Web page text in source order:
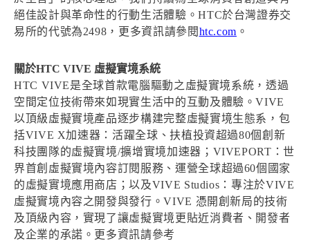
絕佳設計與革命性的行動生活體驗。HTC於台灣證券交
易所的代號為2498，更多資訊請參閱htc.com 。
關於HTC VIVE 虛擬實境系統
HTC VIVE是全球首款電腦驅動之虛擬實境系統，透過
空間定位技術帶來如現實生活中的互動及體驗。VIVE
以頂級虛擬實境產品逐步構建完整虛擬實境生態系，包
括VIVE X加速器：活躍全球、扶植投資超過80個創新
科技團隊的虛擬實境/擴增實境加速器；VIVEPORT：世
界首創虛擬實境內容訂閱服務、運營全球超過60個國家
的虛擬實境應用商店；以及VIVE Studios：專注於VIVE
虛擬實境內容之開發與發行。VIVE 憑開創新局的技術
及頂級內容，實現了讓虛擬實境更貼近消費者、開發者
及企業的承諾。更多資訊請參考